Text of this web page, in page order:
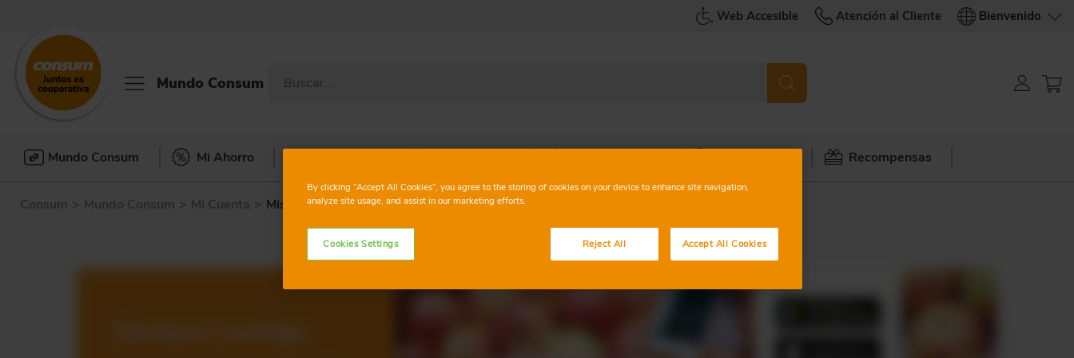
Web Accesible Atención al Cliente Bienvenido
Mundo Consum
Mundo Consum Mi Ahorro Recompensas
Consum > Mundo Consum > Mi Cuenta > Mis Datos
By clicking “Accept All Cookies”, you agree to the storing of cookies on your device to enhance site navigation,
analyze site usage, and assist in our marketing efforts.
Reject All Accept All Cookies
Cookies Settings